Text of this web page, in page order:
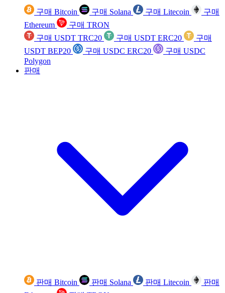
구매 Bitcoin 구매 Solana 구매 Litecoin
구매
Ethereum
구매 TRON
구매 USDT TRC20
구매 USDT ERC20
구매
USDT BEP20
구매 USDC ERC20
구매 USDC
Polygon
판매
판매 Bitcoin 판매 Solana 판매 Litecoin
판매